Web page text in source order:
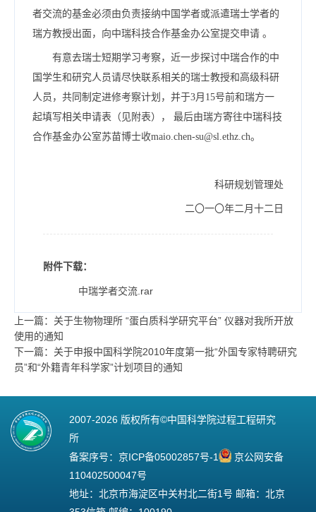
者交流的基金必须由负责接纳中国学者或派遣瑞士学者的
瑞方教授出面，向中瑞科技合作基金办公室提交申请 。
有意去瑞士短期学习考察，近一步探讨中瑞合作的中
国学生和研究人员请尽快联系相关的瑞士教授和高级科研
人员，共同制定进修考察计划，并于3月15号前和瑞方一
起填写相关申请表（见附表）， 最后由瑞方寄往中瑞科技
合作基金办公室苏苗博士收maio.chen-su@sl.ethz.ch。
科研规划管理处
二〇一〇年二月十二日
附件下载：
中瑞学者交流.rar
上一篇：关于生物物理所 “蛋白质科学研究平台” 仪器对我所开放
使用的通知
下一篇：关于申报中国科学院2010年度第一批“外国专家特聘研究
员”和“外籍青年科学家”计划项目的通知
2007-2026 版权所有©中国科学院过程工程研究
所
备案序号： 京ICP备05002857号-1
京公网安备
110402500047号
地址：北京市海淀区中关村北二街1号 邮箱：北京